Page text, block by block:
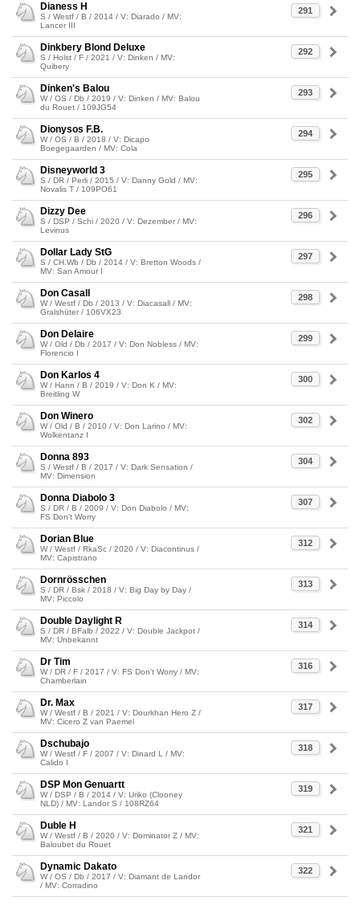
291
Dianess H
S / Westf / B / 2014 / V: Diarado / MV:
Lancer III
292
Dinkbery Blond Deluxe
S / Holst / F / 2021 / V: Dinken / MV:
Quibery
293
Dinken's Balou
W / OS / Db / 2019 / V: Dinken / MV: Balou
du Rouet / 109JG54
294
Dionysos F.B.
W / OS / B / 2018 / V: Dicapo
Boegegaarden / MV: Cola
295
Disneyworld 3
S / DR / Perli / 2015 / V: Danny Gold / MV:
Novalis T / 109PO61
296
Dizzy Dee
S / DSP / Schi / 2020 / V: Dezember / MV:
Levinus
297
Dollar Lady StG
S / CH.Wb / Db / 2014 / V: Bretton Woods /
MV: San Amour I
298
Don Casall
W / Westf / Db / 2013 / V: Diacasall / MV:
Gralshüter / 106VX23
299
Don Delaire
W / Old / Db / 2017 / V: Don Nobless / MV:
Florencio I
300
Don Karlos 4
W / Hann / B / 2019 / V: Don K / MV:
Breitling W
302
Don Winero
W / Old / B / 2010 / V: Don Larino / MV:
Wolkentanz I
304
Donna 893
S / Westf / B / 2017 / V: Dark Sensation /
MV: Dimension
307
Donna Diabolo 3
S / DR / B / 2009 / V: Don Diabolo / MV:
FS Don't Worry
312
Dorian Blue
W / Westf / RkaSc / 2020 / V: Diacontinus /
MV: Capistrano
313
Dornrösschen
S / DR / Bsk / 2018 / V: Big Day by Day /
MV: Piccolo
314
Double Daylight R
S / DR / BFalb / 2022 / V: Double Jackpot /
MV: Unbekannt
316
Dr Tim
W / DR / F / 2017 / V: FS Don't Worry / MV:
Chamberlain
317
Dr. Max
W / Westf / B / 2021 / V: Dourkhan Hero Z /
MV: Cicero Z van Paemel
318
Dschubajo
W / Westf / F / 2007 / V: Dinard L / MV:
Calido I
319
DSP Mon Genuartt
W / DSP / B / 2014 / V: Uriko (Clooney
NLD) / MV: Landor S / 108RZ64
321
Duble H
W / Westf / B / 2020 / V: Dominator Z / MV:
Baloubet du Rouet
322
Dynamic Dakato
W / OS / Db / 2017 / V: Diamant de Landor
/ MV: Corradino